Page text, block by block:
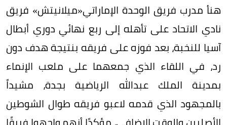
هنأ مدرب فريق الوحدة الإماراتي«ميلانيتش» فريق
نادي الاتحاد على تأهله إلى ربع نهائي دوري أبطال
آسيا للنخبة، بعد فوزه على فريقه بنتيجة هدف دون
رد، في اللقاء الذي جمعهما على ملعب الإنماء
بمدينة الملك عبدالله الرياضية بجدة، مشيداً
بالمجهود الذي قدمه لاعبو فريقه طوال الشوطين